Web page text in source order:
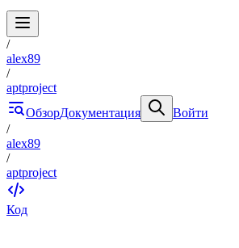
/
alex89
/
aptproject
ОбзорДокументация
Войти
/
alex89
/
aptproject
Код